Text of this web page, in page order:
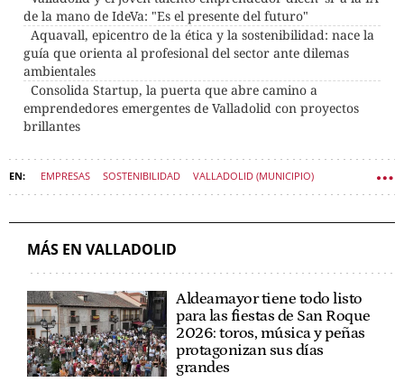
de la mano de IdeVa: "Es el presente del futuro"
Aquavall, epicentro de la ética y la sostenibilidad: nace la
guía que orienta al profesional del sector ante dilemas
ambientales
Consolida Startup, la puerta que abre camino a
emprendedores emergentes de Valladolid con proyectos
brillantes
EMPRESAS SOSTENIBILIDAD VALLADOLID (MUNICIPIO)
MÁS EN VALLADOLID
Aldeamayor tiene todo listo
para las fiestas de San Roque
2026: toros, música y peñas
protagonizan sus días
grandes